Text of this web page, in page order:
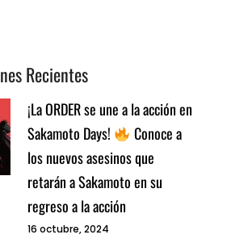
Recientes
¡La ORDER se une a la acción en
Sakamoto Days!
Conoce a
los nuevos asesinos que
retarán a Sakamoto en su
regreso a la acción
16 octubre, 2024